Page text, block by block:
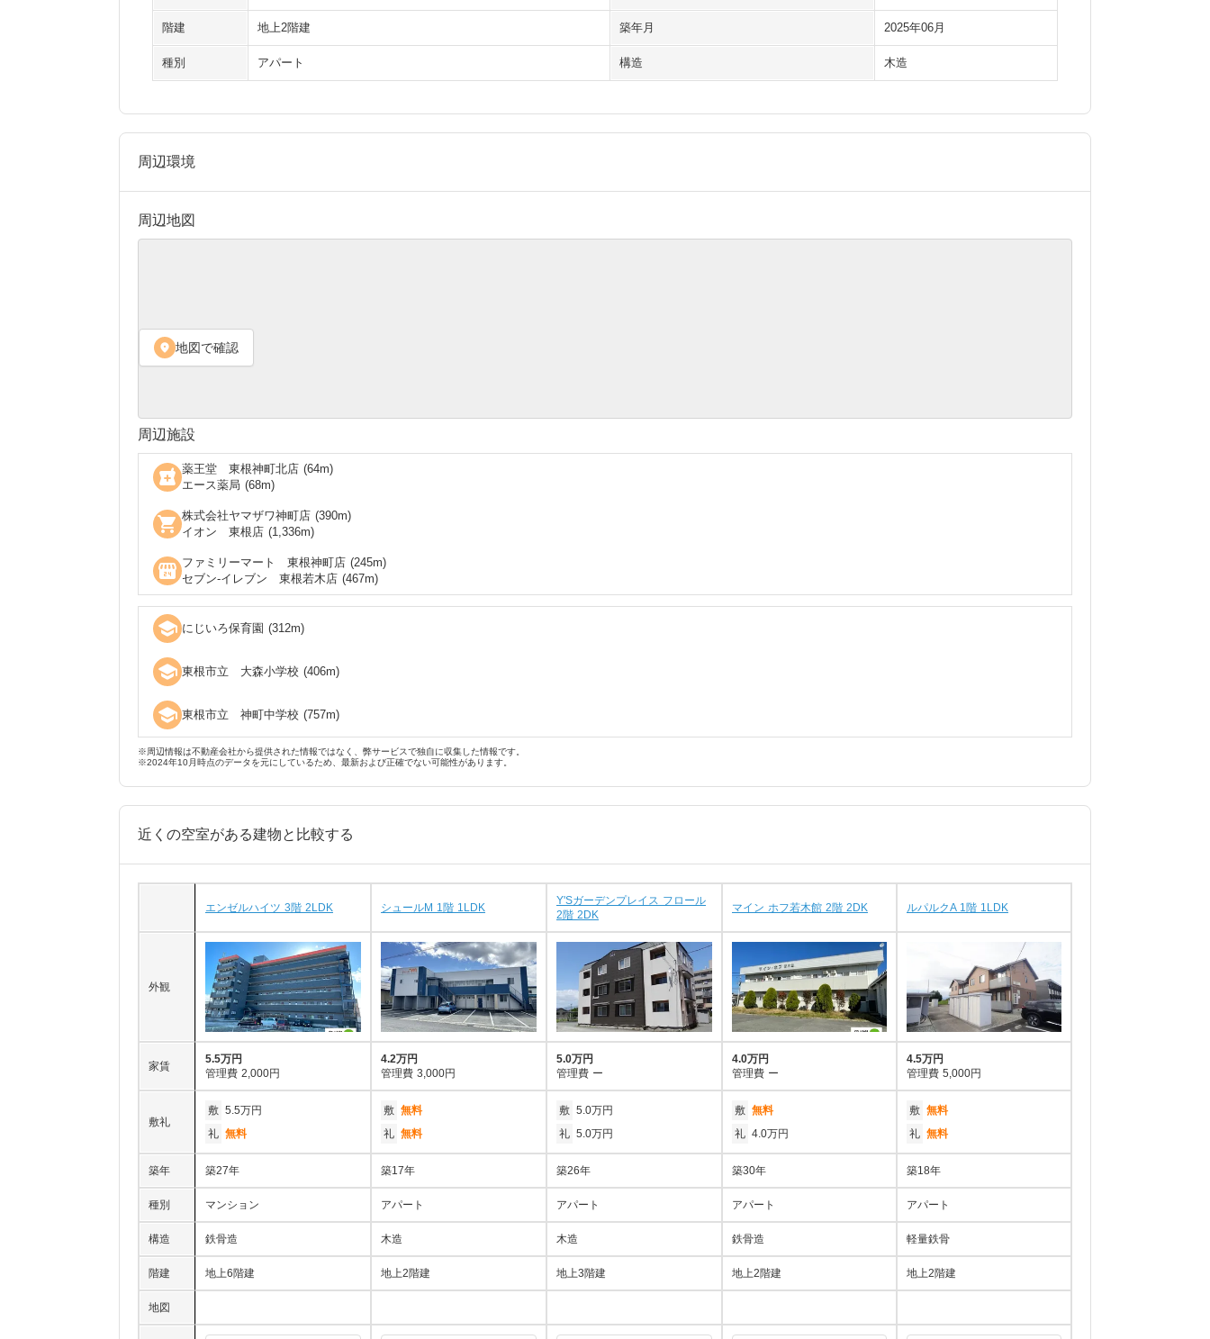
階建 地上2階建 築年月 2025年06月
種別 アパート 構造 木造
周辺環境
周辺地図
location_on 地図で確認
周辺施設
local_pharmacy 薬王堂 東根神町北店 (64m)
エース薬局 (68m)
shopping_cart 株式会社ヤマザワ神町店 (390m)
イオン 東根店 (1,336m)
local_convenience_store ファミリーマート 東根神町店 (245m)
セブン‐イレブン 東根若木店 (467m)
school にじいろ保育園 (312m)
school 東根市立 大森小学校 (406m)
school 東根市立 神町中学校 (757m)
※周辺情報は不動産会社から提供された情報ではなく、弊サービスで独自に収集した情報です。
※2024年10月時点のデータを元にしているため、最新および正確でない可能性があります。
近くの空室がある建物と比較する
エンゼルハイツ 3階 2LDK シュールM 1階 1LDK
Y'Sガーデンプレイス フロール
2階 2DK
マイン ホフ若木館 2階 2DK ルパルクA 1階 1LDK
外観
家賃
5.5万円
管理費 2,000円
4.2万円
管理費 3,000円
5.0万円
管理費 ー
4.0万円
管理費 ー
4.5万円
管理費 5,000円
敷礼
敷 5.5万円
礼 無料
敷 無料
礼 無料
敷 5.0万円
礼 5.0万円
敷 無料
礼 4.0万円
敷 無料
礼 無料
築年 築27年 築17年 築26年 築30年 築18年
種別 マンション アパート アパート アパート アパート
構造 鉄骨造 木造 木造 鉄骨造 軽量鉄骨
階建 地上6階建 地上2階建 地上3階建 地上2階建 地上2階建
地図